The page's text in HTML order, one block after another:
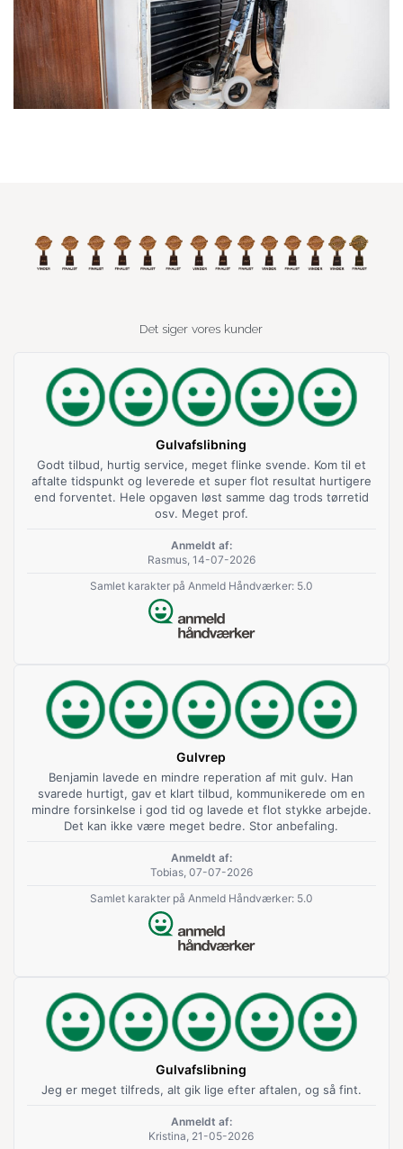
Det siger vores kunder
Gulvafslibning
Godt tilbud, hurtig service, meget flinke svende. Kom til et
aftalte tidspunkt og leverede et super flot resultat hurtigere
end forventet. Hele opgaven løst samme dag trods tørretid
osv. Meget prof.
Anmeldt af:
Rasmus, 14-07-2026
Samlet karakter på Anmeld Håndværker: 5.0
Gulvrep
Benjamin lavede en mindre reperation af mit gulv. Han
svarede hurtigt, gav et klart tilbud, kommunikerede om en
mindre forsinkelse i god tid og lavede et flot stykke arbejde.
Det kan ikke være meget bedre. Stor anbefaling.
Anmeldt af:
Tobias, 07-07-2026
Samlet karakter på Anmeld Håndværker: 5.0
Gulvafslibning
Jeg er meget tilfreds, alt gik lige efter aftalen, og så fint.
Anmeldt af:
Kristina, 21-05-2026